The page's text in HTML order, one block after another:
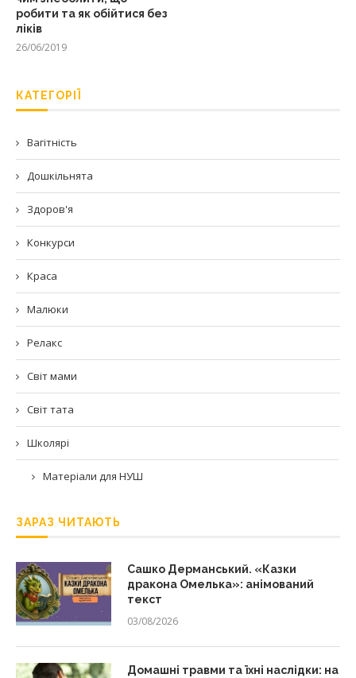
робити та як обійтися без
ліків
26/06/2019
КАТЕГОРІЇ
Вагітність
Дошкільнята
Здоров'я
Конкурси
Краса
Малюки
Релакс
Світ мами
Світ тата
Школярі
Матеріали для НУШ
ЗАРАЗ ЧИТАЮТЬ
Сашко Дерманський. «Казки
дракона Омелька»: анімований
текст
03/08/2026
Домашні травми та їхні наслідки: на